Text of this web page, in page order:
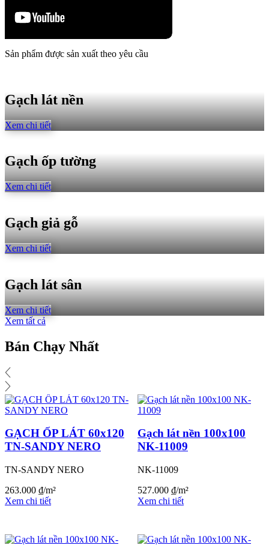
Sản phẩm được sản xuất theo yêu cầu
Gạch lát nền
Xem chi tiết
Gạch ốp tường
Xem chi tiết
Gạch giả gỗ
Xem chi tiết
Gạch lát sân
Xem chi tiết
Xem tất cả
Bán Chạy Nhất
GẠCH ỐP LÁT 60x120
TN-SANDY NERO
TN-SANDY NERO
263.000 ₫/m²
Xem chi tiết
Gạch lát nền 100x100
NK-11009
NK-11009
527.000 ₫/m²
Xem chi tiết